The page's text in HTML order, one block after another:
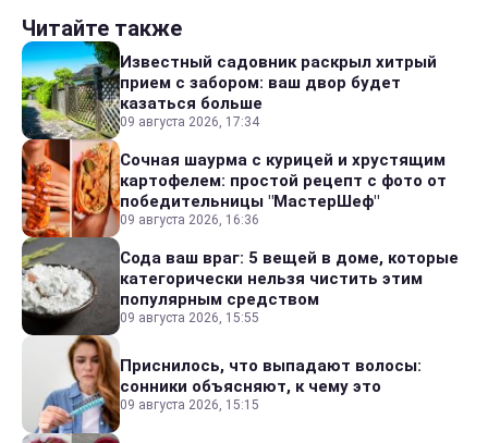
Читайте также
Известный садовник раскрыл хитрый
прием с забором: ваш двор будет
казаться больше
09 августа 2026, 17:34
Сочная шаурма с курицей и хрустящим
картофелем: простой рецепт с фото от
победительницы "МастерШеф"
09 августа 2026, 16:36
Сода ваш враг: 5 вещей в доме, которые
категорически нельзя чистить этим
популярным средством
09 августа 2026, 15:55
Приснилось, что выпадают волосы:
сонники объясняют, к чему это
09 августа 2026, 15:15